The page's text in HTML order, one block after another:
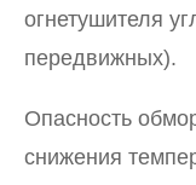
огнетушителя
передвижных).
Опасность
снижения